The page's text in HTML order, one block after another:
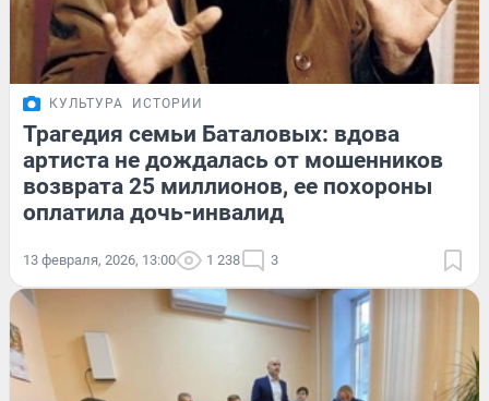
КУЛЬТУРА ИСТОРИИ
Трагедия семьи Баталовых: вдова
артиста не дождалась от мошенников
возврата 25 миллионов, ее похороны
оплатила дочь-инвалид
13 февраля, 2026, 13:00 1 238 3